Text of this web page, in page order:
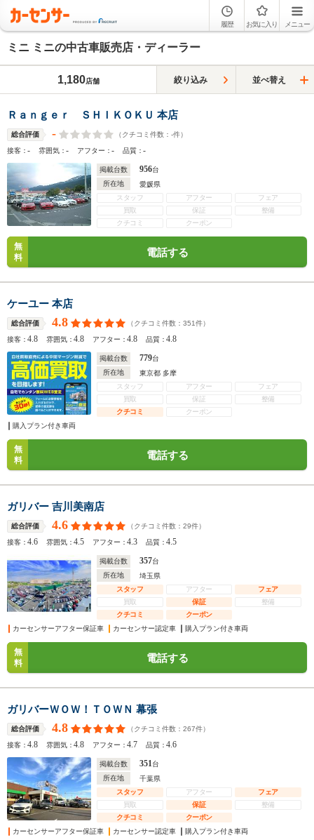
履歴 お気に入り メニュー
ミニ ミニの中古車販売店・ディーラー
1,180店舗 絞り込み 並べ替え
Ｒａｎｇｅｒ ＳＨＩＫＯＫＵ 本店
総合評価 - （クチコミ件数： -件）
接客：- 雰囲気：- アフター：- 品質：-
掲載台数 956台
所在地
愛媛県
スタッフ
アフター
フェア
買取
保証
整備
クチコミ
クーポン
無
料
電話する
ケーユー 本店
総合評価 4.8 （クチコミ件数： 351件）
接客：4.8 雰囲気：4.8 アフター：4.8 品質：4.8
掲載台数 779台
所在地
東京都 多摩
スタッフ
アフター
フェア
買取
保証
整備
クチコミ
クーポン
購入プラン付き車両
無
料
電話する
ガリバー 吉川美南店
総合評価 4.6 （クチコミ件数： 29件）
接客：4.6 雰囲気：4.5 アフター：4.3 品質：4.5
掲載台数 357台
所在地
埼玉県
スタッフ
アフター
フェア
買取
保証
整備
クチコミ
クーポン
カーセンサーアフター保証車
カーセンサー認定車 購入プラン付き車両
無
料
電話する
ガリバーＷＯＷ！ＴＯＷＮ 幕張
総合評価 4.8 （クチコミ件数： 267件）
接客：4.8 雰囲気：4.8 アフター：4.7 品質：4.6
掲載台数 351台
所在地
千葉県
スタッフ
アフター
フェア
買取
保証
整備
クチコミ
クーポン
カーセンサーアフター保証車
カーセンサー認定車 購入プラン付き車両